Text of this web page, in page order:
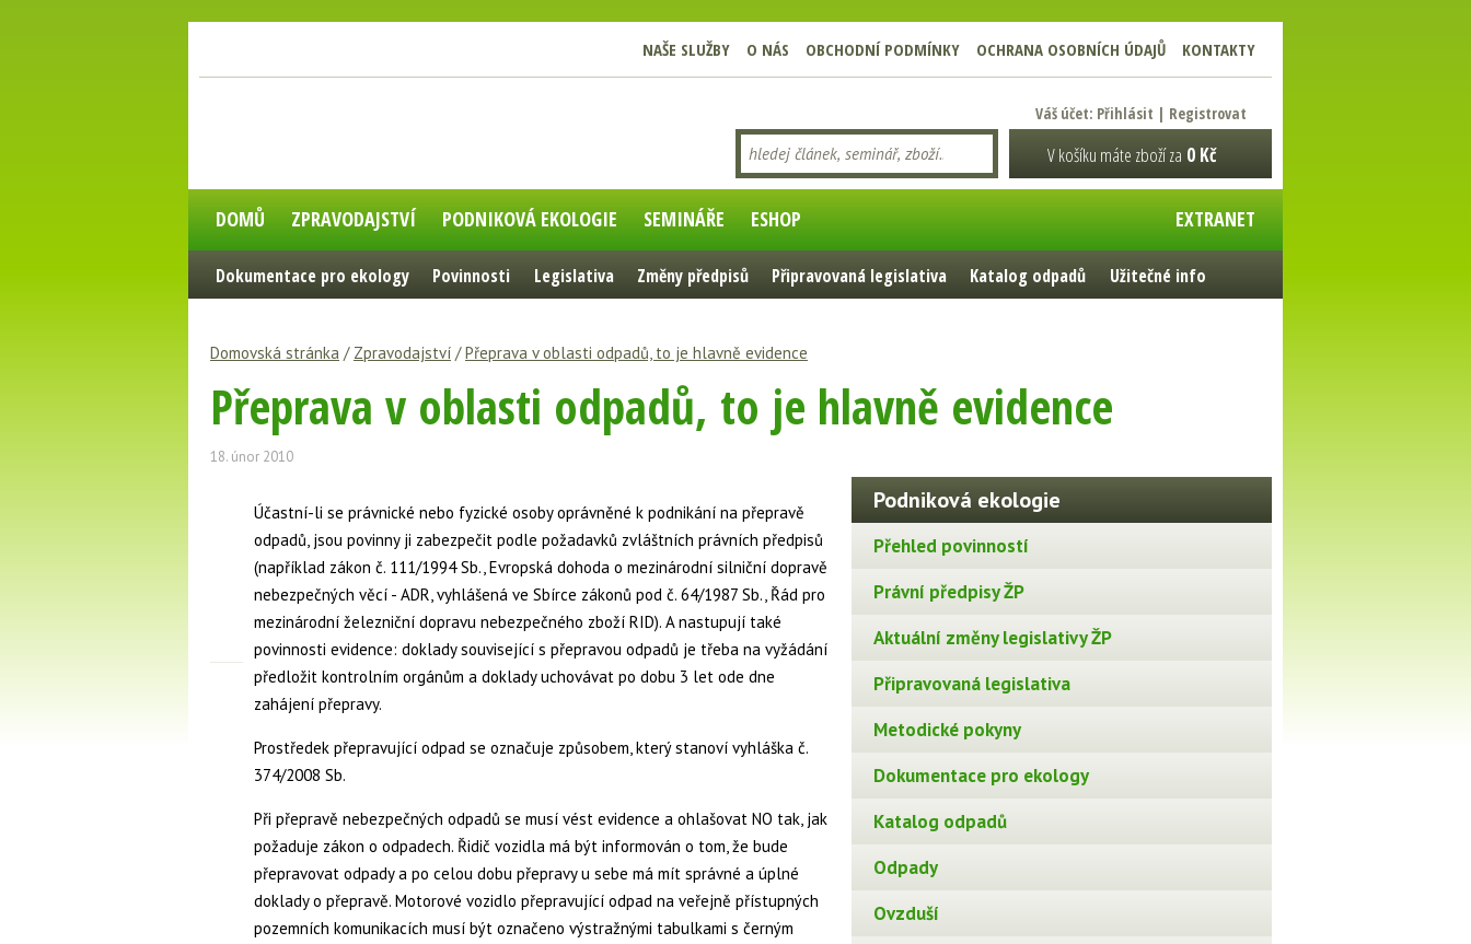
NAŠE SLUŽBY O NÁS OBCHODNÍ PODMÍNKY OCHRANA OSOBNÍCH ÚDAJŮ KONTAKTY
Váš účet: Přihlásit | Registrovat
V košíku máte zboží za 0 Kč
DOMŮ ZPRAVODAJSTVÍ PODNIKOVÁ EKOLOGIE SEMINÁŘE ESHOP EXTRANET
Dokumentace pro ekology Povinnosti Legislativa Změny předpisů Připravovaná legislativa Katalog odpadů Užitečné info
Domovská stránka / Zpravodajství /Přeprava v oblasti odpadů, to je hlavně evidence
Přeprava v oblasti odpadů, to je hlavně evidence
18. únor 2010
Účastní-li se právnické nebo fyzické osoby oprávněné k podnikání na přepravě
odpadů, jsou povinny ji zabezpečit podle požadavků zvláštních právních předpisů
(například zákon č. 111/1994 Sb., Evropská dohoda o mezinárodní silniční dopravě
nebezpečných věcí - ADR, vyhlášená ve Sbírce zákonů pod č. 64/1987 Sb., Řád pro
mezinárodní železniční dopravu nebezpečného zboží RID). A nastupují také
povinnosti evidence: doklady související s přepravou odpadů je třeba na vyžádání
předložit kontrolním orgánům a doklady uchovávat po dobu 3 let ode dne
zahájení přepravy.
Prostředek přepravující odpad se označuje způsobem, který stanoví vyhláška č.
374/2008 Sb.
Při přepravě nebezpečných odpadů se musí vést evidence a ohlašovat NO tak, jak
požaduje zákon o odpadech. Řidič vozidla má být informován o tom, že bude
přepravovat odpady a po celou dobu přepravy u sebe má mít správné a úplné
doklady o přepravě. Motorové vozidlo přepravující odpad na veřejně přístupných
pozemních komunikacích musí být označeno výstražnými tabulkami s černým
Podniková ekologie
Přehled povinností
Právní předpisy ŽP
Aktuální změny legislativy ŽP
Připravovaná legislativa
Metodické pokyny
Dokumentace pro ekology
Katalog odpadů
Odpady
Ovzduší